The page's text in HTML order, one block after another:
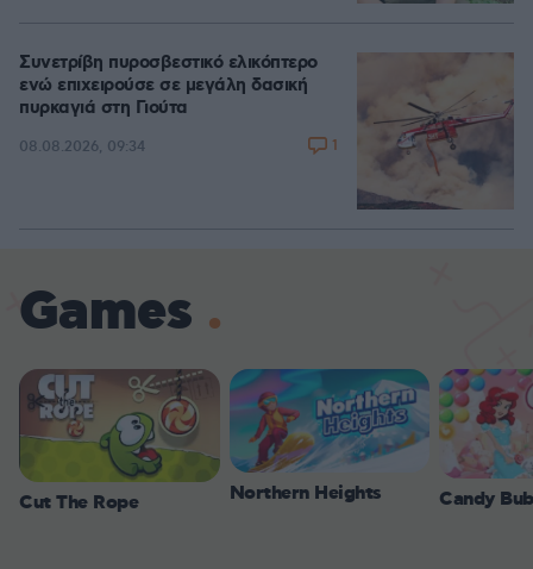
Συνετρίβη πυροσβεστικό ελικόπτερο
ενώ επιχειρούσε σε μεγάλη δασική
πυρκαγιά στη Γιούτα
08.08.2026, 09:34 1
Games
Cut The Rope Northern Heights Candy